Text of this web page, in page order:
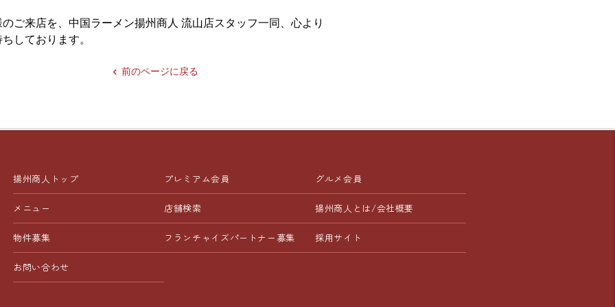
のご来店を、中国ラーメン揚州商人 流山店スタッフ一同、心より
しております。
前のページに戻る
揚州商人トップ プレミアム会員 グルメ会員
メニュー 店舗検索 揚州商人とは/会社概要
物件募集 フランチャイズパートナー募集 採用サイト
お問い合わせ